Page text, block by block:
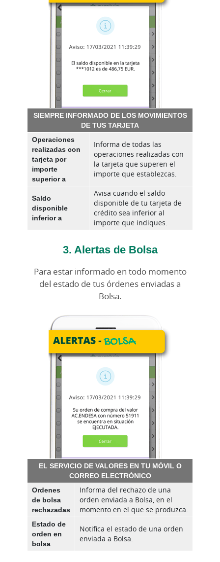
SIEMPRE INFORMADO DE LOS MOVIMIENTOS
DE TUS TARJETA
Operaciones
realizadas con
tarjeta por
importe
superior a
Informa de todas las
operaciones realizadas con
la tarjeta que superen el
importe que establezcas.
Saldo
disponible
inferior a
Avisa cuando el saldo
disponible de tu tarjeta de
crédito sea inferior al
importe que indiques.
3. Alertas de Bolsa
Para estar informado en todo momento
del estado de tus órdenes enviadas a
Bolsa.
EL SERVICIO DE VALORES EN TU MÓVIL O
CORREO ELECTRÓNICO
Ordenes
de bolsa
rechazadas
Informa del rechazo de una
orden enviada a Bolsa, en el
momento en el que se produzca.
Estado de
orden en
bolsa
Notifica el estado de una orden
enviada a Bolsa.